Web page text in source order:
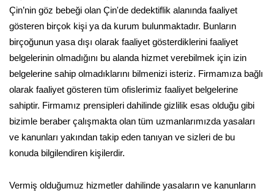
Çin’nin göz bebeği olan Çin'de dedektiflik alanında faaliyet
gösteren birçok kişi ya da kurum bulunmaktadır. Bunların
birçoğunun yasa dışı olarak faaliyet gösterdiklerini faaliyet
belgelerinin olmadığını bu alanda hizmet verebilmek için izin
belgelerine sahip olmadıklarını bilmenizi isteriz. Firmamıza bağlı
olarak faaliyet gösteren tüm ofislerimiz faaliyet belgelerine
sahiptir. Firmamız prensipleri dahilinde gizlilik esas olduğu gibi
bizimle beraber çalışmakta olan tüm uzmanlarımızda yasaları
ve kanunları yakından takip eden tanıyan ve sizleri de bu
konuda bilgilendiren kişilerdir.
Vermiş olduğumuz hizmetler dahilinde yasaların ve kanunların